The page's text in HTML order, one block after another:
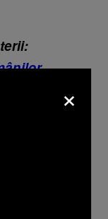
jegoase
ți
×